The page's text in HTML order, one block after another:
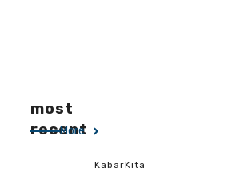
most
recent
More
KabarKita